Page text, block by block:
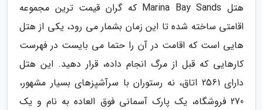
هتل Marina Bay Sands که گران قیمت ترین مجموعه
اقامتی ساخته شده تا این زمان بشمار می رود، یکی از هتل
هایی است که اقامت در آن را حتما می بایست در فهرست
کارهایی که قبل از مرگ انجام داده، قرار دهید. این هتل
دارای 2561 اتاق، نه رستوران با سرآشپزهای بسیار مشهور،
270 فروشگاه، یک پارک آسمانی فوق العاده به نام و یک